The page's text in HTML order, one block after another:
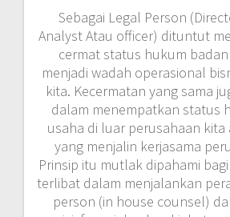
Sebagai Legal Person
Analyst Atau officer) dituntut
cermat status hukum
menjadi wadah operasional
kita. Kecermatan yang sama
dalam menempatkan status
usaha di luar perusahaan kita
yang menjalin kerjasama
Prinsip itu mutlak dipahami
terlibat dalam menjalankan
person (in house counsel)